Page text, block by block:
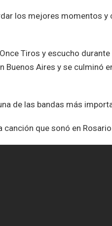
los mejores momentos y
Tiros y escucho
Buenos Aires y se culminó
de las bandas más
que sonó en Rosario